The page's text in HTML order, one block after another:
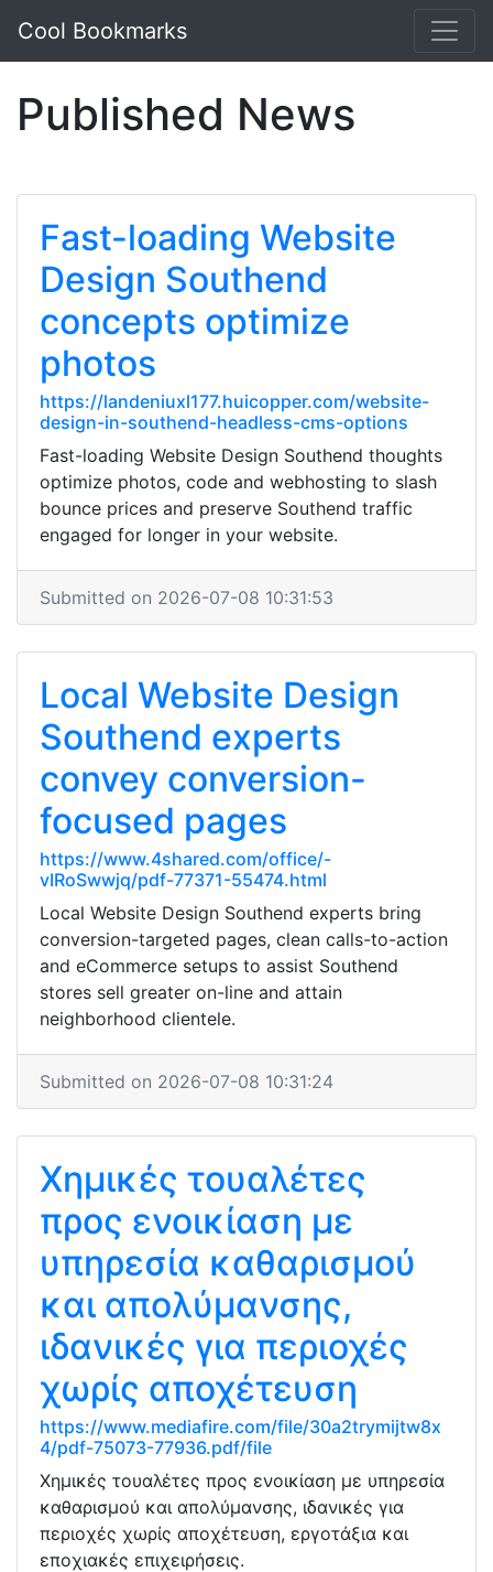
Cool Bookmarks
Published News
Fast-loading Website
Design Southend
concepts optimize
photos
https://landeniuxl177.huicopper.com/website-
design-in-southend-headless-cms-options
Fast-loading Website Design Southend thoughts
optimize photos, code and webhosting to slash
bounce prices and preserve Southend traffic
engaged for longer in your website.
Submitted on 2026-07-08 10:31:53
Local Website Design
Southend experts
convey conversion-
focused pages
https://www.4shared.com/office/-
vIRoSwwjq/pdf-77371-55474.html
Local Website Design Southend experts bring
conversion-targeted pages, clean calls-to-action
and eCommerce setups to assist Southend
stores sell greater on-line and attain
neighborhood clientele.
Submitted on 2026-07-08 10:31:24
Χημικές τουαλέτες
προς ενοικίαση με
υπηρεσία καθαρισμού
και απολύμανσης,
ιδανικές για περιοχές
χωρίς αποχέτευση
https://www.mediafire.com/file/30a2trymijtw8x
4/pdf-75073-77936.pdf/file
Χημικές τουαλέτες προς ενοικίαση με υπηρεσία
καθαρισμού και απολύμανσης, ιδανικές για
περιοχές χωρίς αποχέτευση, εργοτάξια και
εποχιακές επιχειρήσεις.